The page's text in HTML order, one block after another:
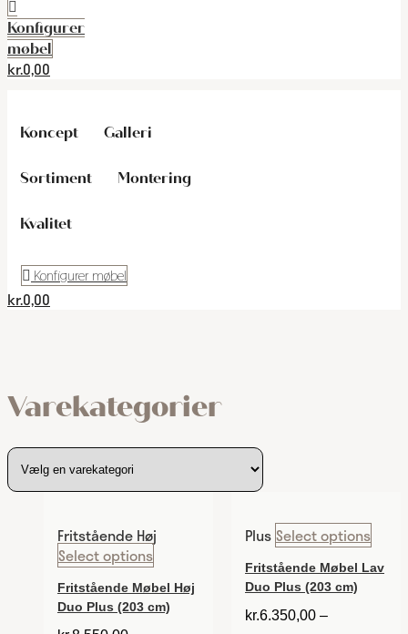
Konfigurer
møbel
kr.0,00
Koncept Galleri
Sortiment Montering
Kvalitet
Konfigurer møbel
kr.0,00
Varekategorier
Fritstående Høj
Select options
Fritstående Møbel Høj
Duo Plus (203 cm)
Plus Select options
Fritstående Møbel Lav
Duo Plus (203 cm)
kr.6.350,00 –